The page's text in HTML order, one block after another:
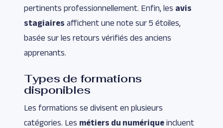
pertinents professionnellement. Enfin, les avis
stagiaires affichent une note sur 5 étoiles,
basée sur les retours vérifiés des anciens
apprenants.
Types de formations
disponibles
Les formations se divisent en plusieurs
catégories. Les métiers du numérique incluent